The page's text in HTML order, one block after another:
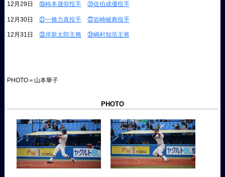
12月29日 ⑲柿本晟弥投手 ⑳佐伯成優投手
12月30日 ㉑一條力真投手 ㉒岩崎峻典投手
12月31日 ㉓岸新太郎主務 ㉔嶋村知浩主将
PHOTO＝山本華子
PHOTO